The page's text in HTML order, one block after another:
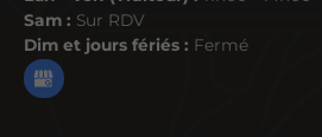
Sam : Sur RDV
Dim et jours fériés : Fermé